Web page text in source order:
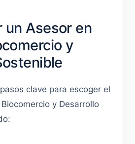
un Asesor en
y
clave para escoger el
y Desarrollo